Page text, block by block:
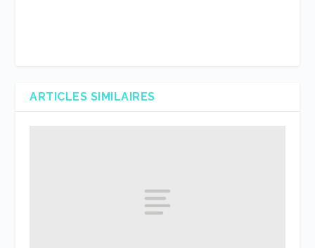
ARTICLES SIMILAIRES